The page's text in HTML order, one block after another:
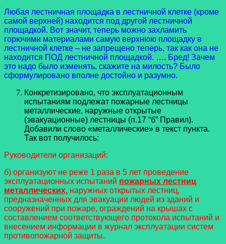
Любая лестничная площадка в лестничной клетке (кроме
самой верхней) находится под другой лестничной
площадкой. Вот значит, теперь можно захламить
горючими материалами самую верхнюю площадку в
лестничной клетке – не запрещено теперь, так как она не
находится ПОД лестничной площадкой. …. Бред! Зачем
это надо было изменять, скажите на милость? Было
сформулировано вполне достойно и разумно.
Конкретизировано, что эксплуатационным
испытаниям подлежат пожарные лестницы
металлические, наружные открытые
(эвакуационные) лестницы (п.17 “б” Правил).
Добавили слово «металлические» в текст пункта.
Так вот получилось:
Руководители организаций:
б) организуют не реже 1 раза в 5 лет проведение
эксплуатационных испытаний пожарных лестниц
металлических, наружных открытых лестниц,
предназначенных для эвакуации людей из зданий и
сооружений при пожаре, ограждений на крышах с
составлением соответствующего протокола испытаний и
внесением информации в журнал эксплуатации систем
противопожарной защиты.